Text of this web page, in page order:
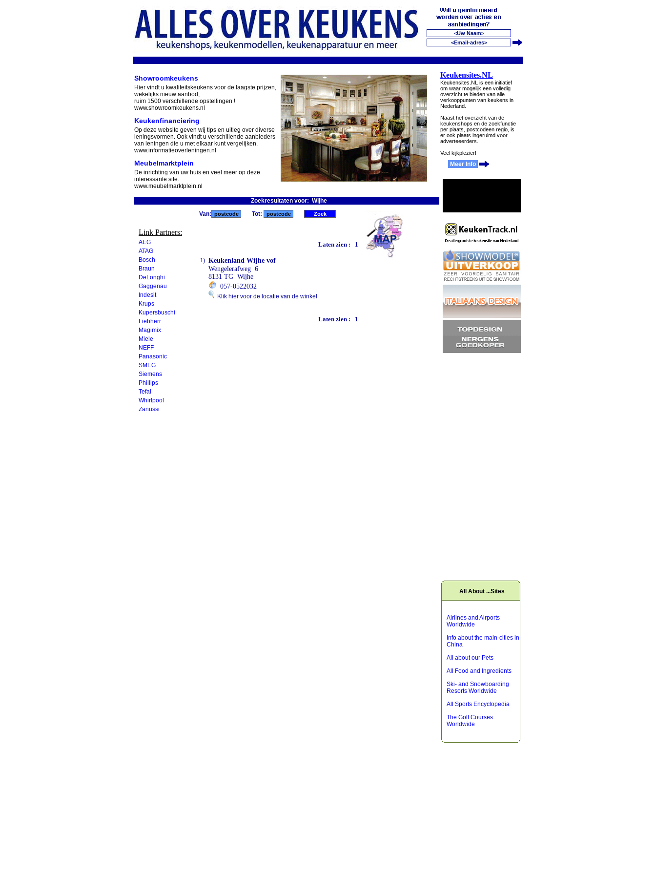
Showroomkeukens
Hier vindt u kwaliteitskeukens voor de laagste prijzen,
wekelijks nieuw aanbod,
ruim 1500 verschillende opstellingen !
www.showroomkeukens.nl
Keukenfinanciering
Op deze website geven wij tips en uitleg over diverse
leningsvormen. Ook vindt u verschillende aanbieders
van leningen die u met elkaar kunt vergelijken.
www.informatieoverleningen.nl
Meubelmarktplein
De inrichting van uw huis en veel meer op deze
interessante site.
www.meubelmarktplein.nl
Zoekresultaten voor: Wijhe
Link Partners:
AEG
ATAG
Bosch
Braun
DeLonghi
Gaggenau
Indesit
Krups
Kupersbuschi
Liebherr
Magimix
Miele
NEFF
Panasonic
SMEG
Siemens
Phillips
Tefal
Whirlpool
Zanussi
Van: Tot:
Laten zien : 1
1) Keukenland Wijhe vof
Wengelerafweg 6
8131 TG Wijhe
057-0522032
Klik hier voor de locatie van de winkel
Laten zien : 1
Keukensites.NL
Keukensites.NL is een initiatief
om waar mogelijk een volledig
overzicht te bieden van alle
verkooppunten van keukens in
Nederland.
Naast het overzicht van de
keukenshops en de zoekfunctie
per plaats, postcodeen regio, is
er ook plaats ingeruimd voor
adverteeerders.
Veel kijkplezier!
Meer Info
All About ...Sites
Airlines and Airports
Worldwide
Info about the main-cities in
China
All about our Pets
All Food and Ingredients
Ski- and Snowboarding
Resorts Worldwide
All Sports Encyclopedia
The Golf Courses
Worldwide